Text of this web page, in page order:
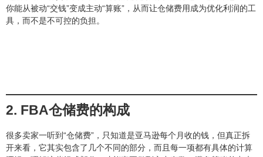
你能从被动“交钱”变成主动“算账”，从而让仓储费用成为优化利润的工
具，而不是不可控的负担。
2. FBA仓储费的构成
很多卖家一听到“仓储费”，只知道是亚马逊每个月收的钱，但真正拆
开来看，它其实包含了几个不同的部分，而且每一项都有具体的计算